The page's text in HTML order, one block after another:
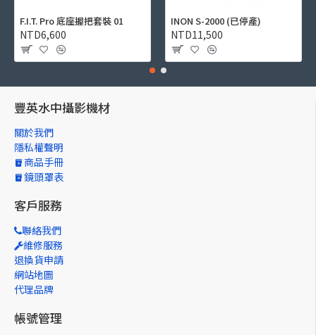
F.I.T. Pro 底座握把套裝 01
NTD6,600
INON S-2000 (已停產)
NTD11,500
豐英水中攝影機材
關於我們
隱私權聲明
商品手冊
鏡頭罩表
客戶服務
聯絡我們
維修服務
退換貨申請
網站地圖
代理品牌
帳號管理